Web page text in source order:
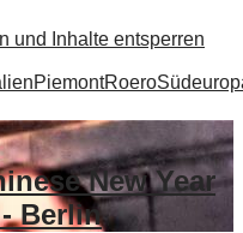
und Inhalte entsperren
PiemontRoero
New Year
Berlin